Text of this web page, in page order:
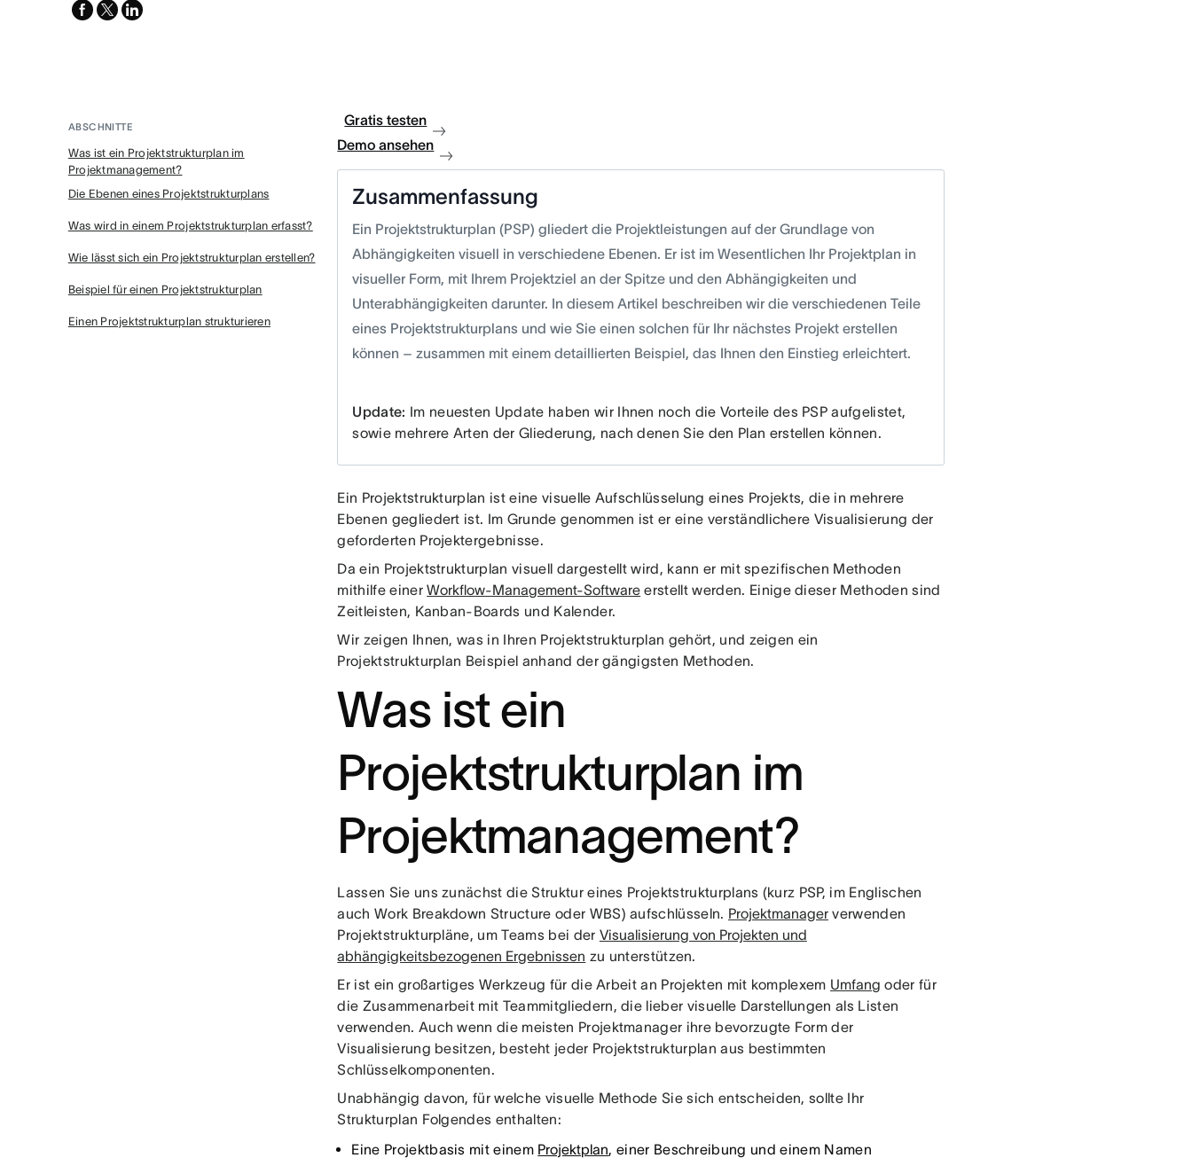
facebook
x-
linkedin
ABSCHNITTE
Was ist ein Projektstrukturplan im
Projektmanagement?
Die Ebenen eines Projektstrukturplans
Was wird in einem Projektstrukturplan erfasst?
Wie lässt sich ein Projektstrukturplan erstellen?
Beispiel für einen Projektstrukturplan
Einen Projektstrukturplan strukturieren
Gratis testen
Demo ansehen
Zusammenfassung
Ein Projektstrukturplan (PSP) gliedert die Projektleistungen auf der Grundlage von
Abhängigkeiten visuell in verschiedene Ebenen. Er ist im Wesentlichen Ihr Projektplan in
visueller Form, mit Ihrem Projektziel an der Spitze und den Abhängigkeiten und
Unterabhängigkeiten darunter. In diesem Artikel beschreiben wir die verschiedenen Teile
eines Projektstrukturplans und wie Sie einen solchen für Ihr nächstes Projekt erstellen
können – zusammen mit einem detaillierten Beispiel, das Ihnen den Einstieg erleichtert.
Update: Im neuesten Update haben wir Ihnen noch die Vorteile des PSP aufgelistet,
sowie mehrere Arten der Gliederung, nach denen Sie den Plan erstellen können.
Ein Projektstrukturplan ist eine visuelle Aufschlüsselung eines Projekts, die in mehrere
Ebenen gegliedert ist. Im Grunde genommen ist er eine verständlichere Visualisierung der
geforderten Projektergebnisse.
Da ein Projektstrukturplan visuell dargestellt wird, kann er mit spezifischen Methoden
mithilfe einerWorkflow-Management-Software erstellt werden. Einige dieser Methoden sind
Zeitleisten, Kanban-Boards und Kalender.
Wir zeigen Ihnen, was in Ihren Projektstrukturplan gehört, und zeigen ein
Projektstrukturplan Beispiel anhand der gängigsten Methoden.
Was ist ein
Projektstrukturplan im
Projektmanagement?
Lassen Sie uns zunächst die Struktur eines Projektstrukturplans (kurz PSP, im Englischen
auch Work Breakdown Structure oder WBS) aufschlüsseln. Projektmanagerverwenden
Projektstrukturpläne, um Teams bei der Visualisierung von Projekten und
abhängigkeitsbezogenen Ergebnissen zu unterstützen.
Er ist ein großartiges Werkzeug für die Arbeit an Projekten mit komplexem Umfang oder für
die Zusammenarbeit mit Teammitgliedern, die lieber visuelle Darstellungen als Listen
verwenden. Auch wenn die meisten Projektmanager ihre bevorzugte Form der
Visualisierung besitzen, besteht jeder Projektstrukturplan aus bestimmten
Schlüsselkomponenten.
Unabhängig davon, für welche visuelle Methode Sie sich entscheiden, sollte Ihr
Strukturplan Folgendes enthalten:
Eine Projektbasis mit einem Projektplan, einer Beschreibung und einem Namen